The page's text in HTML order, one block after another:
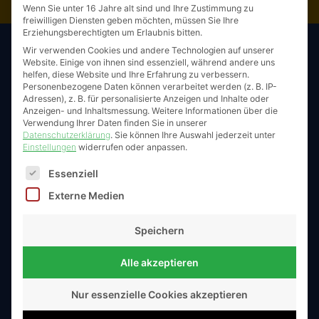
unseren Service unter: +49 791 946 006 - 0
Verkauf, Service und Vermietung von Baumaschinen
verschiedener Hersteller; Ersatzteilservice / Verschleißteile,
Hydraulikservice, Gummiketten, Zubehör, Service,
Fachkompetenz und individuelle Beratung – wir sind für Dich
da.
Produkte
Neue Maschinen
Wenn Sie unter 16 Jahre alt sind und Ihre Zustimmung zu
freiwilligen Diensten geben möchten, müssen Sie Ihre
Erziehungsberechtigten um Erlaubnis bitten.
Wir verwenden Cookies und andere Technologien auf unserer
Website. Einige von ihnen sind essenziell, während andere uns
helfen, diese Website und Ihre Erfahrung zu verbessern.
Personenbezogene Daten können verarbeitet werden (z. B. IP-
Adressen), z. B. für personalisierte Anzeigen und Inhalte oder
Anzeigen- und Inhaltsmessung. Weitere Informationen über die
Verwendung Ihrer Daten finden Sie in unserer
Datenschutzerklärung. Sie können Ihre Auswahl jederzeit unter
Einstellungen widerrufen oder anpassen.
Es folgt eine Liste der Service-Gruppen, für die eine
Essenziell
Externe Medien
Speichern
Alle akzeptieren
Nur essenzielle Cookies akzeptieren